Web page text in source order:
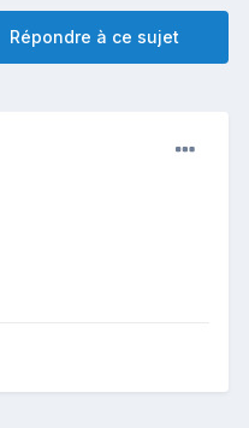
Répondre à ce sujet